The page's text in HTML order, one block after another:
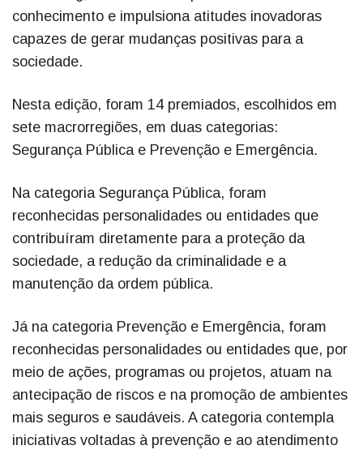
conhecimento e impulsiona atitudes inovadoras
capazes de gerar mudanças positivas para a
sociedade.
Nesta edição, foram 14 premiados, escolhidos em
sete macrorregiões, em duas categorias:
Segurança Pública e Prevenção e Emergência.
Na categoria Segurança Pública, foram
reconhecidas personalidades ou entidades que
contribuíram diretamente para a proteção da
sociedade, a redução da criminalidade e a
manutenção da ordem pública.
Já na categoria Prevenção e Emergência, foram
reconhecidas personalidades ou entidades que, por
meio de ações, programas ou projetos, atuam na
antecipação de riscos e na promoção de ambientes
mais seguros e saudáveis. A categoria contempla
iniciativas voltadas à prevenção e ao atendimento